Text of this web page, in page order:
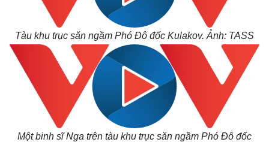
Tàu khu trục săn ngầm Phó Đô đốc Kulakov. Ảnh: TASS
Một binh sĩ Nga trên tàu khu trục săn ngầm Phó Đô đốc